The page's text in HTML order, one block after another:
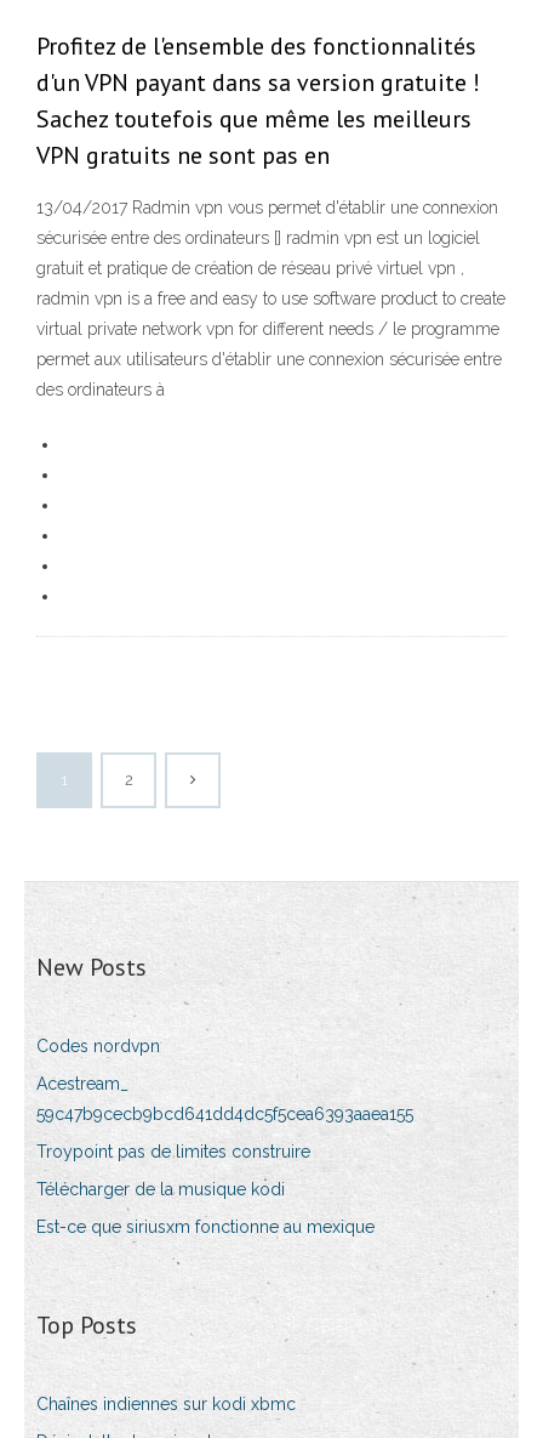
Profitez de l'ensemble des fonctionnalités
d'un VPN payant dans sa version gratuite !
Sachez toutefois que même les meilleurs
VPN gratuits ne sont pas en
13/04/2017 Radmin vpn vous permet d'établir une connexion
sécurisée entre des ordinateurs [] radmin vpn est un logiciel
gratuit et pratique de création de réseau privé virtuel vpn ,
radmin vpn is a free and easy to use software product to create
virtual private network vpn for different needs / le programme
permet aux utilisateurs d'établir une connexion sécurisée entre
des ordinateurs à
1 2
New Posts
Codes nordvpn
Acestream_
59c47b9cecb9bcd641dd4dc5f5cea6393aaea155
Troypoint pas de limites construire
Télécharger de la musique kodi
Est-ce que siriusxm fonctionne au mexique
Top Posts
Chaînes indiennes sur kodi xbmc